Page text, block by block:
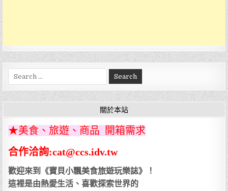
for:
關於本站
★美食、旅遊、商品 開箱需求
合作洽詢:cat@ccs.idv.tw
歡迎來到《寶貝小飄美食旅遊玩樂誌》！
這裡是由熱愛生活、喜歡探索世界的